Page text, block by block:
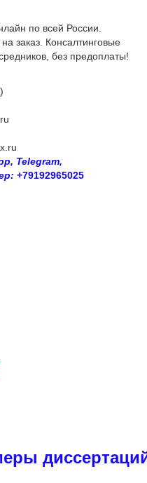
по всей России.
заказ. Консалтинговые
без предоплаты!
Telegram,
+79192965025